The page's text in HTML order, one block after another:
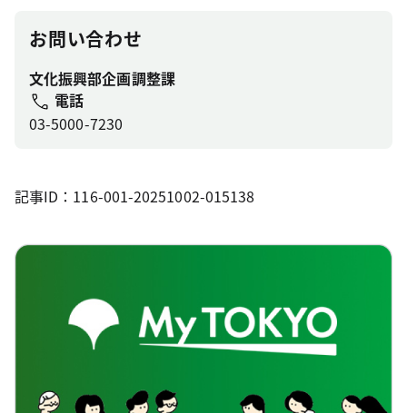
お問い合わせ
文化振興部企画調整課
電話
03-5000-7230
記事ID：116-001-20251002-015138